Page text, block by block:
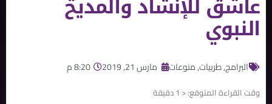
النبوي
البرامج,طربيات,منوعات مارس 21, 2019 8:20 م
وقت القراءة المتوقع:< 1 دقيقة